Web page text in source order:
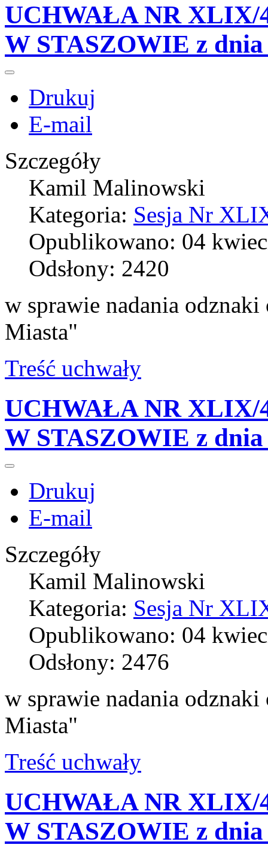
UCHWAŁA NR XLIX/
W STASZOWIE z dnia
Drukuj
E-mail
Szczegóły
Kamil Malinowski
Kategoria: Sesja Nr
Opublikowano: 04
Odsłony: 2420
w sprawie nadania
Miasta"
Treść uchwały
UCHWAŁA NR XLIX/
W STASZOWIE z dnia
Drukuj
E-mail
Szczegóły
Kamil Malinowski
Kategoria: Sesja Nr
Opublikowano: 04
Odsłony: 2476
w sprawie nadania
Miasta"
Treść uchwały
UCHWAŁA NR XLIX/
W STASZOWIE z dnia